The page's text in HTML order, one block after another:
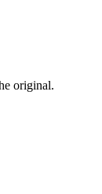
original.